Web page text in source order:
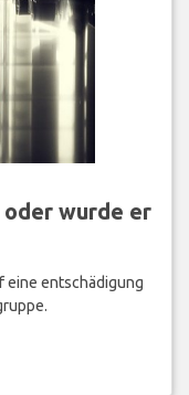
wurde er
eine entschädigung